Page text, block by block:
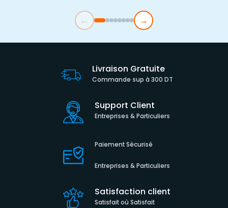
← →
Livraison Gratuite
Commande sup à 300 DT
Support Client
Entreprises & Particuliers
Paiement Sécurisé
Entreprises & Particuliers
Satisfaction client
Satisfait où Satisfait